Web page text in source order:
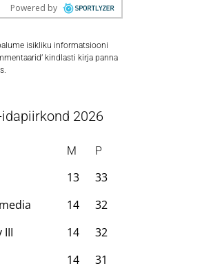
isikliku informatsiooni
kindlasti kirja panna
2026
M P
13
33
14
32
III
14
32
14
31